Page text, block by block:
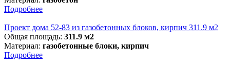
Подробнее
Проект дома 52-83 из газобетонных блоков, кирпич 311.9 м2
Общая площадь: 311.9 м2
Материал: газобетонные блоки, кирпич
Подробнее